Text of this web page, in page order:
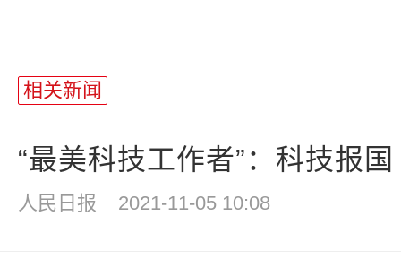
相关新闻
“最美科技工作者”：科技报
人民日报 2021-11-05 10:08